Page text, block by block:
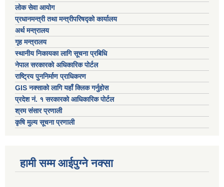
लोक सेवा आयोग
प्रधानमन्त्री तथा मन्त्रीपरिषद्को कार्यालय
अर्थ मन्त्रालय
गृह मन्त्रालय
स्थानीय निकायका लागि सूचना प्रबिधि
नेपाल सरकारको अधिकारिक पोर्टल
राष्ट्रिय पुननिर्माण प्राधिकरण
GIS नक्साको लागि यहाँ क्लिक गर्नुहोस
प्रदेश नं. १ सरकारको आधिकारिक पोर्टल
श्रम संसार प्रणाली
कृषि मुल्य सूचना प्रणाली
हामी सम्म आईपुग्ने नक्सा